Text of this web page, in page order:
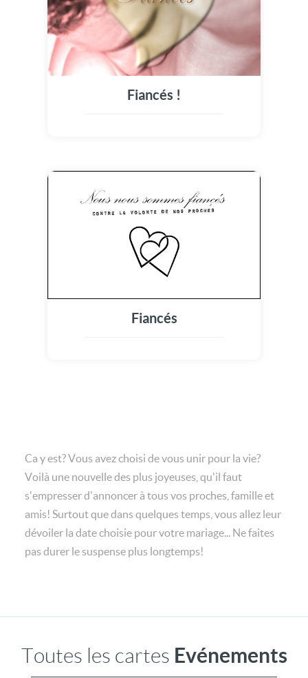
Fiancés !
Fiancés
Ca y est? Vous avez choisi de vous unir pour la vie?
Voilà une nouvelle des plus joyeuses, qu'il faut
s'empresser d'annoncer à tous vos proches, famille et
amis! Surtout que dans quelques temps, vous allez leur
dévoiler la date choisie pour votre mariage... Ne faites
pas durer le suspense plus longtemps!
Toutes les cartes Evénements